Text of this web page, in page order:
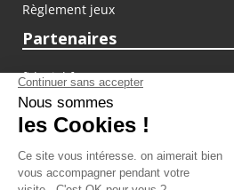
Règlement jeux
Partenaires
fiducial.fr
lyoncapitale.fr
olympique-et-lyonnais.com
L'application Iphone /